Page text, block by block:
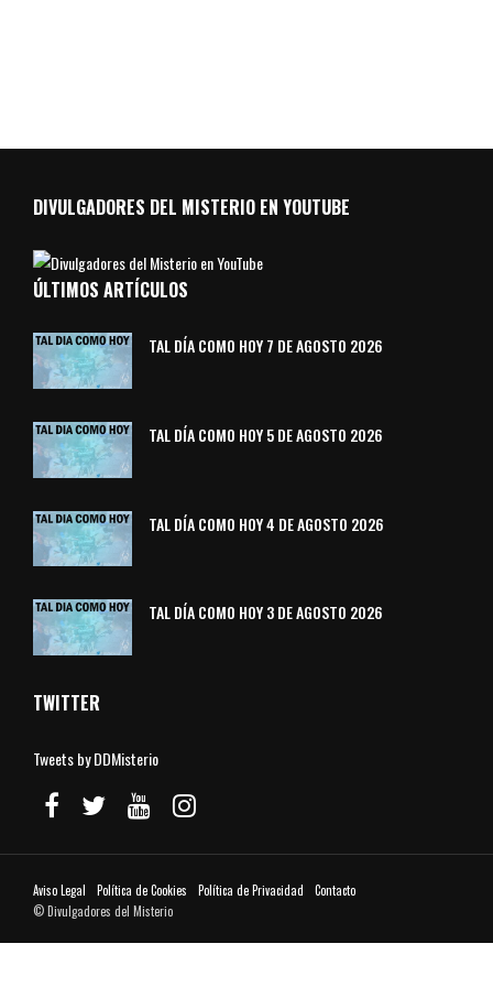
DIVULGADORES DEL MISTERIO EN YOUTUBE
ÚLTIMOS ARTÍCULOS
TAL DÍA COMO HOY 7 DE AGOSTO 2026
TAL DÍA COMO HOY 5 DE AGOSTO 2026
TAL DÍA COMO HOY 4 DE AGOSTO 2026
TAL DÍA COMO HOY 3 DE AGOSTO 2026
TWITTER
Tweets by DDMisterio
Aviso Legal Política de Cookies Política de Privacidad
Contacto
© Divulgadores del Misterio